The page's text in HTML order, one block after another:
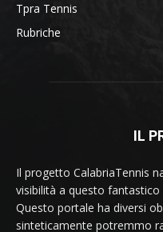
Tpra Tennis
Rubriche
IL
Il progetto CalabriaTennis
visibilità a questo
Questo portale ha diversi
sinteticamente potremmo